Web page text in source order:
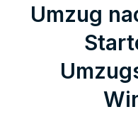
Umzug